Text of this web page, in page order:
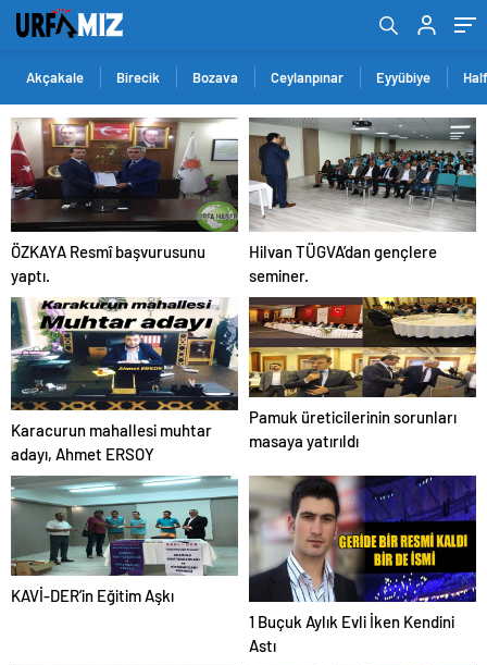
Akçakale Birecik Bozava Ceylanpınar Eyyübiye
ÖZKAYA Resmî başvurusunu
yaptı.
Hilvan TÜGVA’dan gençlere
seminer.
Karacurun mahallesi muhtar
adayı, Ahmet ERSOY
Pamuk üreticilerinin sorunları
masaya yatırıldı
KAVİ-DER’in Eğitim Aşkı
1 Buçuk Aylık Evli İken Kendini
Astı